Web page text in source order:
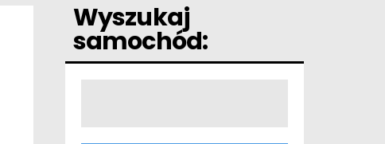
Wyszukaj
samochód: